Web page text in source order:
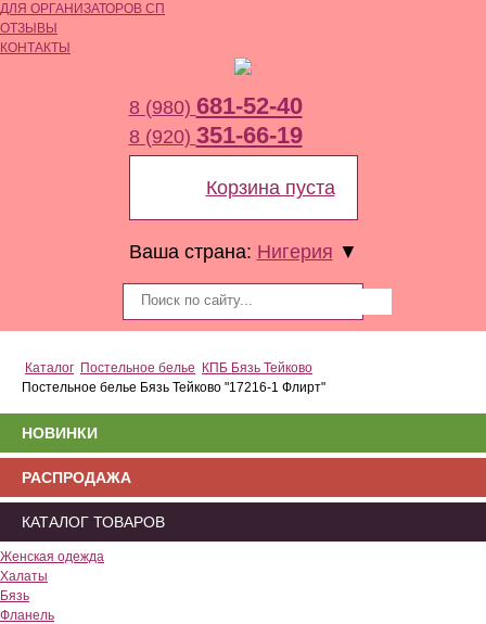
ДЛЯ ОРГАНИЗАТОРОВ СП
ОТЗЫВЫ
КОНТАКТЫ
8 (980) 681-52-40
8 (920) 351-66-19
Корзина пуста
Ваша страна: Нигерия ▼
Каталог Постельное белье
КПБ Бязь Тейково
Постельное белье Бязь Тейково "17216-1 Флирт"
НОВИНКИ
РАСПРОДАЖА
КАТАЛОГ ТОВАРОВ
Женская одежда
Халаты
Бязь
Фланель